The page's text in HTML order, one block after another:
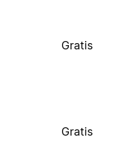
Gratis
Gratis